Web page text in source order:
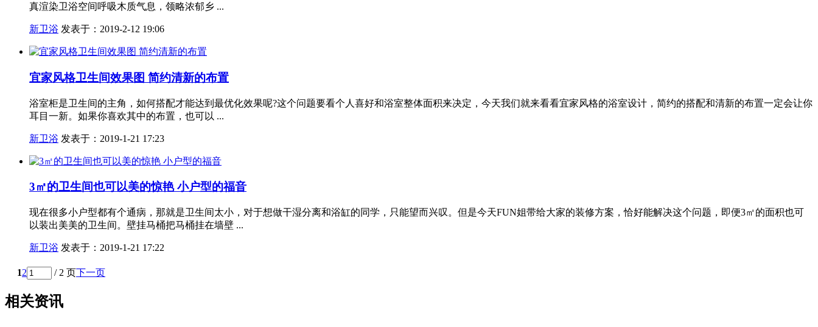
真渲染卫浴空间呼吸木质气息，领略浓郁乡 ...
新卫浴 发表于：2019-2-12 19:06
宜家风格卫生间效果图 简约清新的布置
浴室柜是卫生间的主角，如何搭配才能达到最优化效果呢?这个问题要看个人喜好和浴室整体面积来决定，今天我们就来看看宜家风格的浴室设计，简约的搭配和清新的布置一定会让你
耳目一新。如果你喜欢其中的布置，也可以 ...
新卫浴 发表于：2019-1-21 17:23
3㎡的卫生间也可以美的惊艳 小户型的福音
现在很多小户型都有个通病，那就是卫生间太小，对于想做干湿分离和浴缸的同学，只能望而兴叹。但是今天FUN姐带给大家的装修方案，恰好能解决这个问题，即便3㎡的面积也可
以装出美美的卫生间。壁挂马桶把马桶挂在墙壁 ...
新卫浴 发表于：2019-1-21 17:22
12 / 2 页下一页
相关资讯